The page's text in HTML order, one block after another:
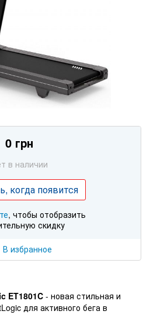
0 грн
в наличии
когда появится
, чтобы отобразить
скидку
В избранное
ET1801C - новая стильная и
для активного бега в